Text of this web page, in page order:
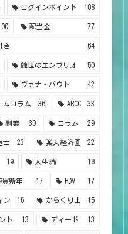
ログインポイント 108
配当金 77
き 64
蝕世のエンブリオ 50
ヴァナ・バウト 42
ムコラム 36 ARCC 33
副業 30 コラム 29
士 23 楽天経済圏 22
19 人生論 18
賀新年 17 HDV 17
ン 15 からくり士 15
ト 13 ディード 13